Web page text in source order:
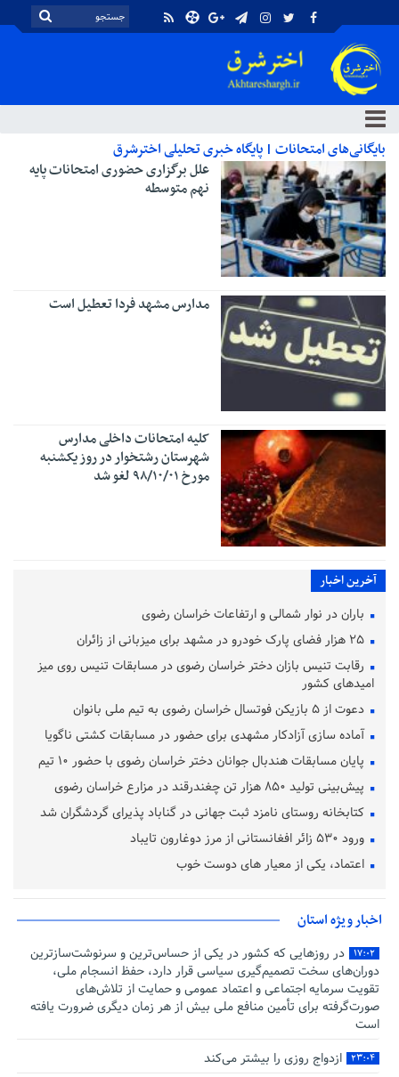
بایگانی‌های امتحانات | پایگاه خبری تحلیلی اخترشرق
علل برگزاری حضوری امتحانات پایه
نهم متوسطه
مدارس مشهد فردا تعطیل است
کلیه امتحانات داخلی مدارس
شهرستان رشتخوار در روز یکشنبه
مورخ ۹۸/۱۰/۰۱ لغو شد
آخرین اخبار
باران در نوار شمالی و ارتفاعات خراسان رضوی
رقابت تنیس بازان دختر خراسان رضوی در مسابقات تنیس روی میز
امیدهای کشور
دعوت از ۵ بازیکن فوتسال خراسان رضوی به تیم ملی بانوان
آماده‌ سازی آزادکار مشهدی برای حضور در مسابقات کشتی ناگویا
پایان مسابقات هندبال جوانان دختر خراسان رضوی با حضور ۱۰ تیم
پیش‌بینی تولید ۸۵۰ هزار تن چغندرقند در مزارع خراسان رضوی
کتابخانه روستای نامزد ثبت جهانی در گناباد پذیرای گردشگران شد
ورود ۵۳۰ زائر افغانستانی از مرز دوغارون تایباد
اعتماد، یکی از معیار های دوست خوب
اخبار ویژه استان
۱۷:۰۲
در روزهایی که کشور در یکی از حساس‌ترین و سرنوشت‌سازترین
دوران‌های سخت تصمیم‌گیری سیاسی قرار دارد، حفظ انسجام ملی،
تقویت سرمایه اجتماعی و اعتماد عمومی و حمایت از تلاش‌های
صورت‌گرفته برای تأمین منافع ملی بیش از هر زمان دیگری ضرورت یافته
است
۲۳:۰۴ ازدواج روزی را بیشتر می‌کند